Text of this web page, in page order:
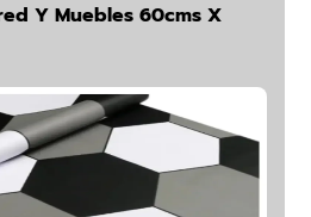
Y Muebles 60cms X